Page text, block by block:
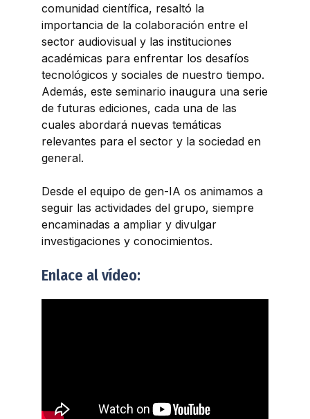
comunidad científica, resaltó la
importancia de la colaboración entre el
sector audiovisual y las instituciones
académicas para enfrentar los desafíos
tecnológicos y sociales de nuestro tiempo.
Además, este seminario inaugura una serie
de futuras ediciones, cada una de las
cuales abordará nuevas temáticas
relevantes para el sector y la sociedad en
general.
Desde el equipo de gen-IA os animamos a
seguir las actividades del grupo, siempre
encaminadas a ampliar y divulgar
investigaciones y conocimientos.
Enlace al vídeo: